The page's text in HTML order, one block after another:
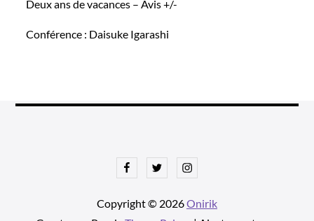
Deux ans de vacances – Avis +/-
Conférence : Daisuke Igarashi
FacebookTwitterInstagram
Copyright © 2026Onirik